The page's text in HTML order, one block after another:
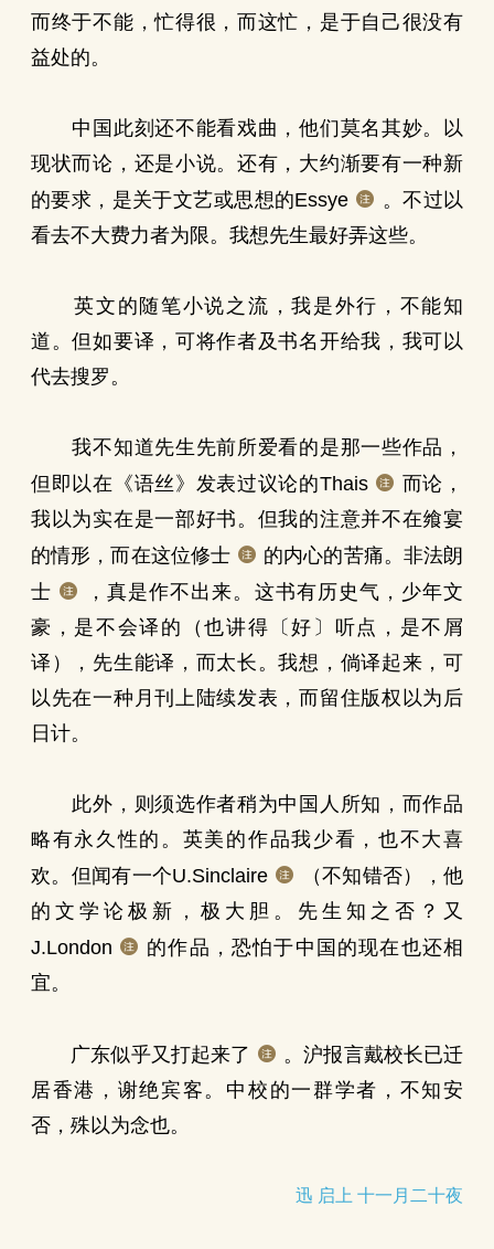
而终于不能，忙得很，而这忙，是于自己很没有
益处的。
中国此刻还不能看戏曲，他们莫名其妙。以
现状而论，还是小说。还有，大约渐要有一种新
的要求，是关于文艺或思想的Essye
。不过以
看去不大费力者为限。我想先生最好弄这些。
英文的随笔小说之流，我是外行，不能知
道。但如要译，可将作者及书名开给我，我可以
代去搜罗。
我不知道先生先前所爱看的是那一些作品，
但即以在《语丝》发表过议论的Thais
而论，
我以为实在是一部好书。但我的注意并不在飨宴
的情形，而在这位修士
的内心的苦痛。非法朗
士
，真是作不出来。这书有历史气，少年文
豪，是不会译的（也讲得〔好〕听点，是不屑
译），先生能译，而太长。我想，倘译起来，可
以先在一种月刊上陆续发表，而留住版权以为后
日计。
此外，则须选作者稍为中国人所知，而作品
略有永久性的。英美的作品我少看，也不大喜
欢。但闻有一个U.Sinclaire
（不知错否），他
的文学论极新，极大胆。先生知之否？又
J.London
的作品，恐怕于中国的现在也还相
宜。
广东似乎又打起来了
。沪报言戴校长已迁
居香港，谢绝宾客。中校的一群学者，不知安
否，殊以为念也。
迅 启上 十一月二十夜